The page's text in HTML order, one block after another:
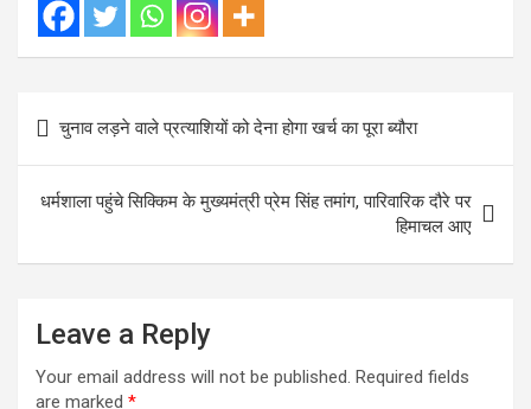
navigation
चुनाव लड़ने वाले प्रत्याशियों को देना होगा खर्च का पूरा ब्यौरा
धर्मशाला पहुंचे सिक्किम के मुख्यमंत्री प्रेम सिंह तमांग, पारिवारिक दौरे पर
हिमाचल आए
Leave a Reply
Your email address will not be published. Required fields
are marked *